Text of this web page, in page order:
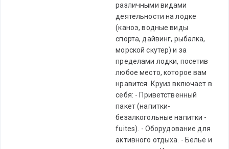
различными видами
деятельности на лодке
(каноэ, водные виды
спорта, дайвинг, рыбалка,
морской скутер) и за
пределами лодки, посетив
любое место, которое вам
нравится. Круиз включает в
себя: - Приветственный
пакет (напитки-
безалкогольные напитки -
fuites). - Оборудование для
активного отдыха. - Белье и